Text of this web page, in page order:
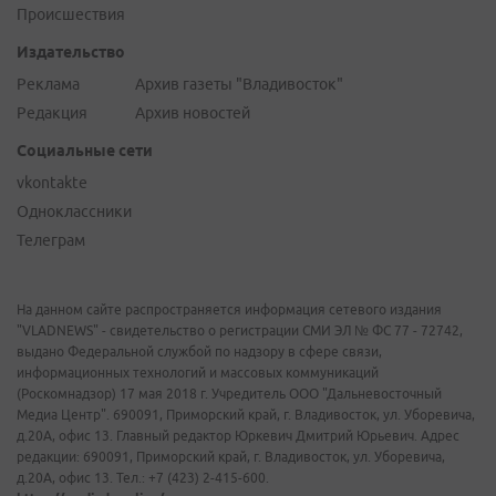
Происшествия
Издательство
Реклама
Редакция
Архив газеты "Владивосток"
Архив новостей
Социальные сети
vkontakte
Одноклассники
Телеграм
На данном сайте распространяется информация сетевого издания
"VLADNEWS" - свидетельство о регистрации СМИ ЭЛ № ФС 77 - 72742,
выдано Федеральной службой по надзору в сфере связи,
информационных технологий и массовых коммуникаций
(Роскомнадзор) 17 мая 2018 г. Учредитель ООО "Дальневосточный
Медиа Центр". 690091, Приморский край, г. Владивосток, ул. Уборевича,
д.20А, офис 13. Главный редактор Юркевич Дмитрий Юрьевич. Адрес
редакции: 690091, Приморский край, г. Владивосток, ул. Уборевича,
д.20А, офис 13. Тел.: +7 (423) 2-415-600.